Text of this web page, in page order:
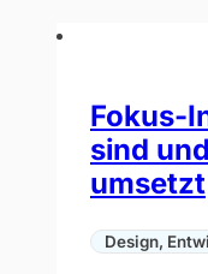
Fokus-
sind
umsetzt
Design,